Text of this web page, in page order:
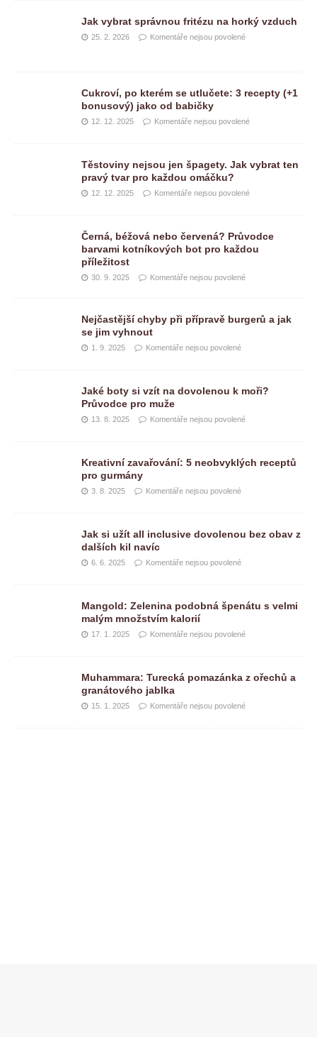
Jak vybrat správnou fritézu na horký vzduch
25. 2. 2026 Komentáře nejsou povolené
Cukroví, po kterém se utlučete: 3 recepty (+1
bonusový) jako od babičky
12. 12. 2025 Komentáře nejsou povolené
Těstoviny nejsou jen špagety. Jak vybrat ten
pravý tvar pro každou omáčku?
12. 12. 2025 Komentáře nejsou povolené
Černá, béžová nebo červená? Průvodce
barvami kotníkových bot pro každou
příležitost
30. 9. 2025 Komentáře nejsou povolené
Nejčastější chyby při přípravě burgerů a jak
se jim vyhnout
1. 9. 2025 Komentáře nejsou povolené
Jaké boty si vzít na dovolenou k moři?
Průvodce pro muže
13. 8. 2025 Komentáře nejsou povolené
Kreativní zavařování: 5 neobvyklých receptů
pro gurmány
3. 8. 2025 Komentáře nejsou povolené
Jak si užít all inclusive dovolenou bez obav z
dalších kil navíc
6. 6. 2025 Komentáře nejsou povolené
Mangold: Zelenina podobná špenátu s velmi
malým množstvím kalorií
17. 1. 2025 Komentáře nejsou povolené
Muhammara: Turecká pomazánka z ořechů a
granátového jablka
15. 1. 2025 Komentáře nejsou povolené